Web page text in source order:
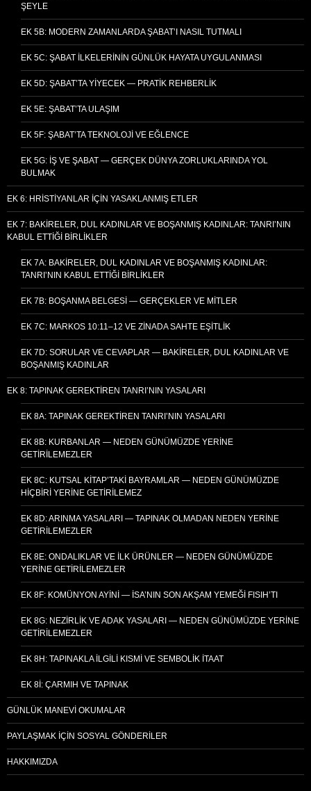
ŞEYLE
EK 5B: MODERN ZAMANLARDA ŞABAT’I NASIL TUTMALI
EK 5C: ŞABAT İLKELERININ GÜNLÜK HAYATA UYGULANMASI
EK 5D: ŞABAT’TA YIYECEK — PRATIK REHBERLIK
EK 5E: ŞABAT’TA ULAŞIM
EK 5F: ŞABAT’TA TEKNOLOJI VE EĞLENCE
EK 5G: İŞ VE ŞABAT — GERÇEK DÜNYA ZORLUKLARINDA YOL
BULMAK
EK 6: HRISTIYANLAR İÇIN YASAKLANMIŞ ETLER
EK 7: BAKIRELER, DUL KADINLAR VE BOŞANMIŞ KADINLAR: TANRI’NIN
KABUL ETTIĞI BIRLIKLER
EK 7A: BAKIRELER, DUL KADINLAR VE BOŞANMIŞ KADINLAR:
TANRI’NIN KABUL ETTIĞI BIRLIKLER
EK 7B: BOŞANMA BELGESI — GERÇEKLER VE MITLER
EK 7C: MARKOS 10:11–12 VE ZINADA SAHTE EŞITLIK
EK 7D: SORULAR VE CEVAPLAR — BAKIRELER, DUL KADINLAR VE
BOŞANMIŞ KADINLAR
EK 8: TAPINAK GEREKTIREN TANRI’NIN YASALARI
EK 8A: TAPINAK GEREKTIREN TANRI’NIN YASALARI
EK 8B: KURBANLAR — NEDEN GÜNÜMÜZDE YERINE
GETIRILEMEZLER
EK 8C: KUTSAL KITAP’TAKI BAYRAMLAR — NEDEN GÜNÜMÜZDE
HIÇBIRI YERINE GETIRILEMEZ
EK 8D: ARINMA YASALARI — TAPINAK OLMADAN NEDEN YERINE
GETIRILEMEZLER
EK 8E: ONDALIKLAR VE İLK ÜRÜNLER — NEDEN GÜNÜMÜZDE
YERINE GETIRILEMEZLER
EK 8F: KOMÜNYON AYINI — İSA’NIN SON AKŞAM YEMEĞI FISIH’TI
EK 8G: NEZIRLIK VE ADAK YASALARI — NEDEN GÜNÜMÜZDE YERINE
GETIRILEMEZLER
EK 8H: TAPINAKLA İLGILI KISMI VE SEMBOLIK İTAAT
EK 8I: ÇARMIH VE TAPINAK
GÜNLÜK MANEVI OKUMALAR
PAYLAŞMAK İÇIN SOSYAL GÖNDERILER
HAKKIMIZDA